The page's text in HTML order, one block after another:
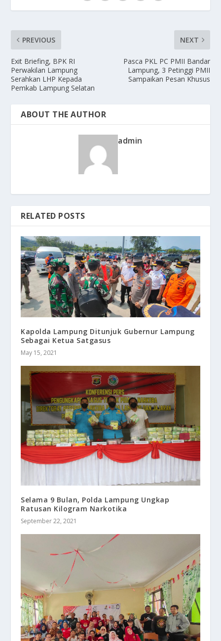
PREVIOUS
Exit Briefing, BPK RI
Perwakilan Lampung
Serahkan LHP Kepada
Pemkab Lampung Selatan
NEXT
Pasca PKL PC PMII Bandar
Lampung, 3 Petinggi PMII
Sampaikan Pesan Khusus
ABOUT THE AUTHOR
admin
RELATED POSTS
Kapolda Lampung Ditunjuk Gubernur Lampung
Sebagai Ketua Satgasus
May 15, 2021
Selama 9 Bulan, Polda Lampung Ungkap
Ratusan Kilogram Narkotika
September 22, 2021